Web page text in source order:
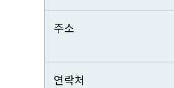
주소
연락처